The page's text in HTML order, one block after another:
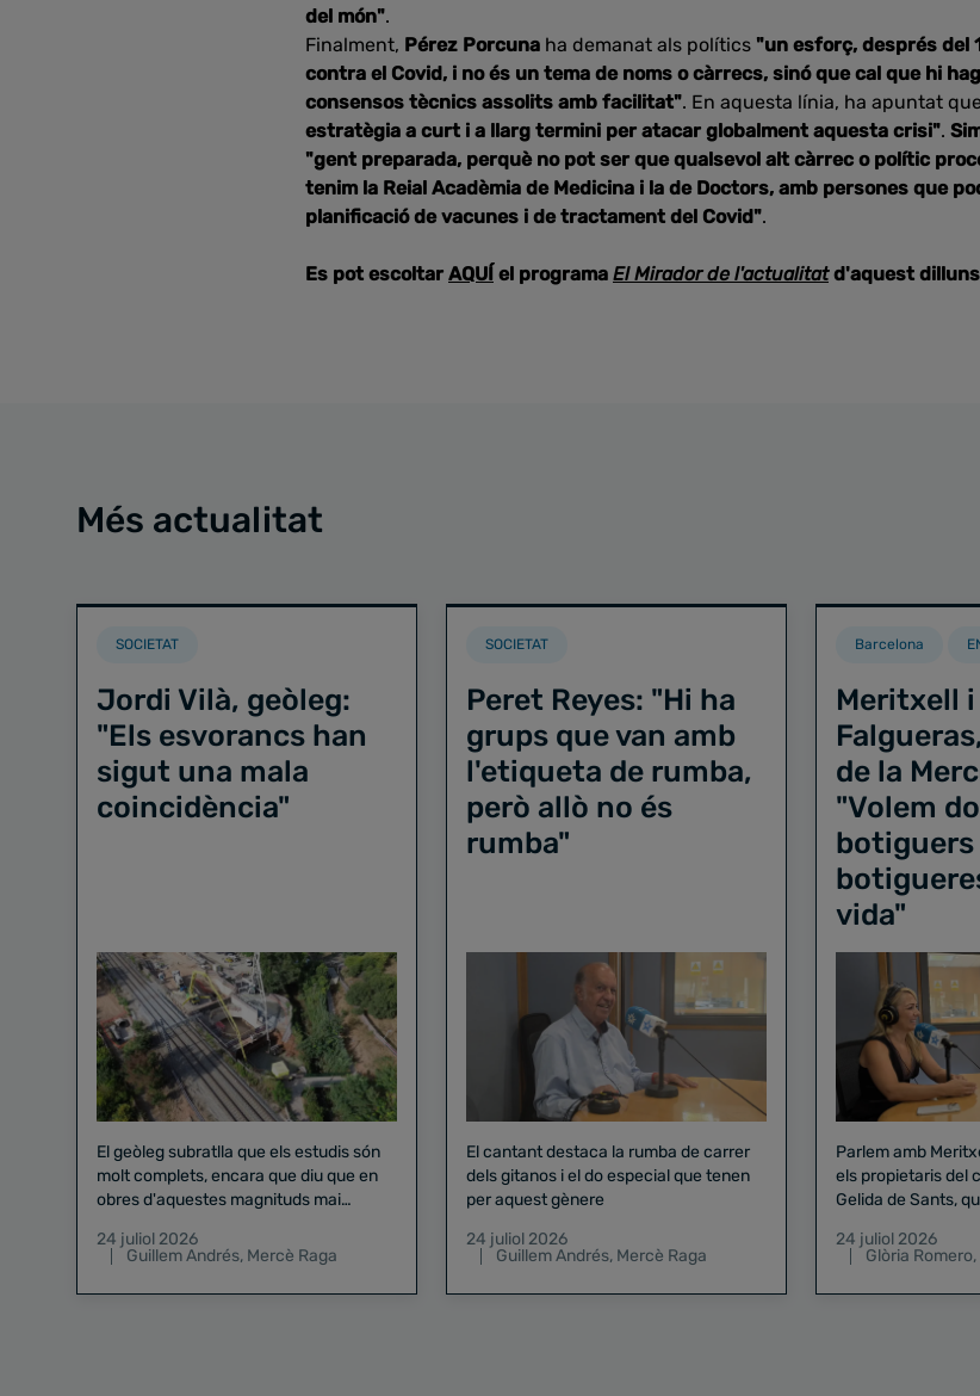
del món".
Finalment, Pérez Porcuna ha demanat als polítics "un esforç, després del
contra el Covid, i no és un tema de noms o càrrecs, sinó que cal que hi
consensos tècnics assolits amb facilitat". En aquesta línia, ha apuntat
estratègia a curt i a llarg termini per atacar globalment aquesta crisi".
"gent preparada, perquè no pot ser que qualsevol alt càrrec o polític
tenim la Reial Acadèmia de Medicina i la de Doctors, amb persones que
planificació de vacunes i de tractament del Covid".
Es pot escoltar AQUÍ el programa El Mirador de l'actualitat d'aquest
Més actualitat
SOCIETAT
Jordi Vilà, geòleg:
"Els esvorancs han
sigut una mala
coincidència"
El geòleg subratlla que els estudis són
molt complets, encara que diu que en
obres d'aquestes magnituds mai
24 juliol 2026
Guillem Andrés, Mercè Raga
SOCIETAT
Peret Reyes: "Hi ha
grups que van amb
l'etiqueta de rumba,
però allò no és
rumba"
El cantant destaca la rumba de carrer
dels gitanos i el do especial que tenen
per aquest gènere
24 juliol 2026
Guillem Andrés, Mercè Raga
Barcelona
Meritxell
de la
"Volem
botiguers
vida"
Parlem amb
els propietaris del
Gelida de Sants,
24 juliol 2026
Glòria Romero,